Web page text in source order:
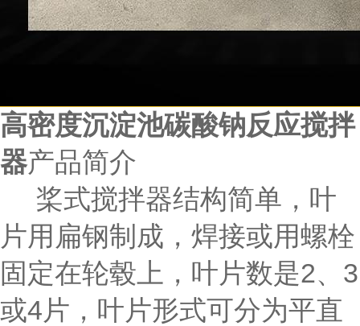
高密度沉淀池碳酸钠反应搅拌
器产品简介
桨式搅拌器结构简单，叶
片用扁钢制成，焊接或用螺栓
固定在轮毂上，叶片数是2、3
或4片，叶片形式可分为平直